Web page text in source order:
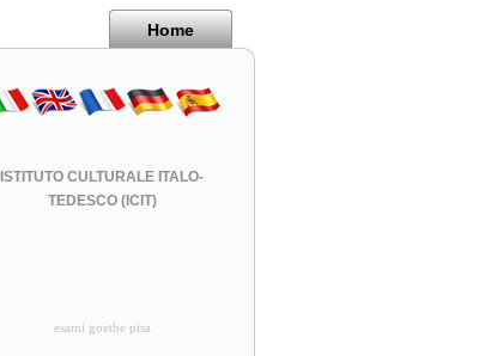
Home
ISTITUTO CULTURALE ITALO-
TEDESCO (ICIT)
esami goethe pisa